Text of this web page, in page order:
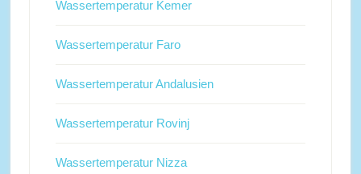
Wassertemperatur Kemer
Wassertemperatur Faro
Wassertemperatur Andalusien
Wassertemperatur Rovinj
Wassertemperatur Nizza